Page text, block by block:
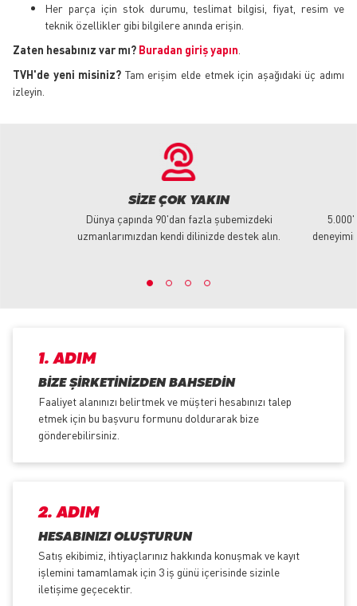
Her parça için stok durumu, teslimat bilgisi, fiyat, resim ve
teknik özellikler gibi bilgilere anında erişin.
Zaten hesabınız var mı? Buradan giriş yapın
TVH'de yeni misiniz? Tam erişim elde etmek için aşağıdaki üç adımı
izleyin.
SIZE ÇOK YAKIN
Dünya çapında 90'dan fazla şubemizdeki
uzmanlarımızdan kendi dilinizde destek alın.
1. ADIM
BIZE ŞIRKETINIZDEN BAHSEDIN
Faaliyet alanınızı belirtmek ve müşteri hesabınızı talep
etmek için bu başvuru formunu doldurarak bize
gönderebilirsiniz.
2. ADIM
HESABINIZI OLUŞTURUN
Satış ekibimiz, ihtiyaçlarınız hakkında konuşmak ve kayıt
işlemini tamamlamak için 3 iş günü içerisinde sizinle
iletişime geçecektir.